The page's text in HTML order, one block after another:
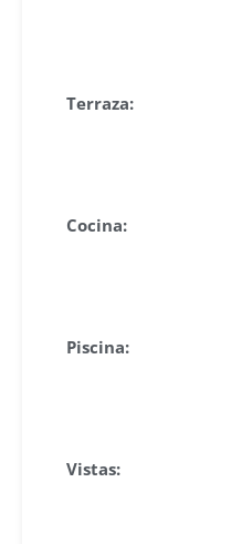
Terraza:
Cocina:
Piscina:
Vistas: